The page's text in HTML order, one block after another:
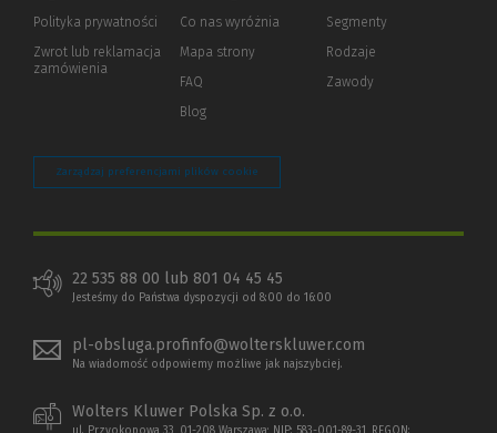
Polityka prywatności (Nowe
(Link
innej
Zwrot lub reklamacja
zamówienia
strony)
Co nas wyróżnia
Mapa strony
FAQ
Blog
Segmenty
Rodzaje
Zawody
Zarządzaj preferencjami plików cookie
22 535 88 00 lub 801 04 45 45
Jesteśmy do Państwa dyspozycji od 8:00 do 16:00
pl-obsluga.profinfo@wolterskluwer.com
Na wiadomość odpowiemy możliwe jak najszybciej.
Wolters Kluwer Polska Sp. z o.o.